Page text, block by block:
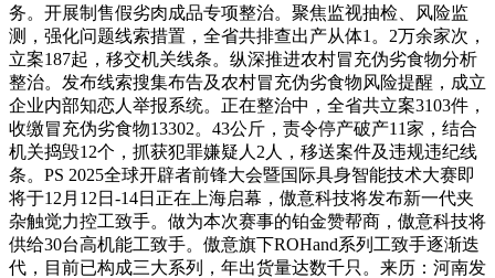
务。开展制售假劣肉成品专项整治。聚焦监视抽检、风险监
测，强化问题线索措置，全省共排查出产从体1。2万余家次，
立案187起，移交机关线条。纵深推进农村冒充伪劣食物分析
整治。发布线索搜集布告及农村冒充伪劣食物风险提醒，成立
企业内部知恋人举报系统。正在整治中，全省共立案3103件，
收缴冒充伪劣食物13302。43公斤，责令停产破产11家，结合
机关捣毁12个，抓获犯罪嫌疑人2人，移送案件及违规违纪线
条。PS 2025全球开辟者前锋大会暨国际具身智能技术大赛即
将于12月12日-14日正在上海启幕，傲意科技将发布新一代夹
杂触觉力控工致手。做为本次赛事的铂金赞帮商，傲意科技将
供给30台高机能工致手。傲意旗下ROHand系列工致手逐渐迭
代，目前已构成三大系列，年出货量达数千只。来历：河南发